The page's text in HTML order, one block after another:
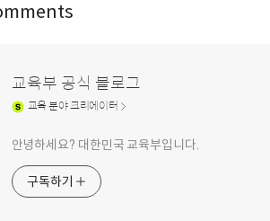
교육부 공식 블로그
교육분야 크리에이터
안녕하세요? 대한민국 교육부입니다.
구독하기